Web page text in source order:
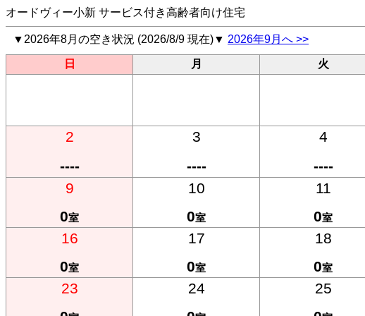
オードヴィー小新 サービス付き高齢者向け住宅
▼2026年8月の空き状況 (2026/8/9 現在)▼ 2026年9月へ >>
日 月 火
2
----
3
----
4
----
9
0室
10
0室
11
0室
16
0室
17
0室
18
0室
23
24
25